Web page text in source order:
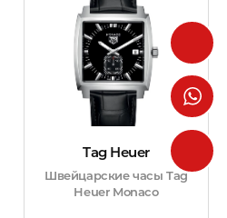
Tag Heuer
Швейцарские часы Tag
Heuer Monaco